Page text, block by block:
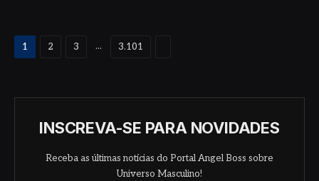
1 2 3 ... 3.101
INSCREVA-SE PARA NOVIDADES
Receba as últimas notícias do Portal Angel Boss sobre
Universo Masculino!